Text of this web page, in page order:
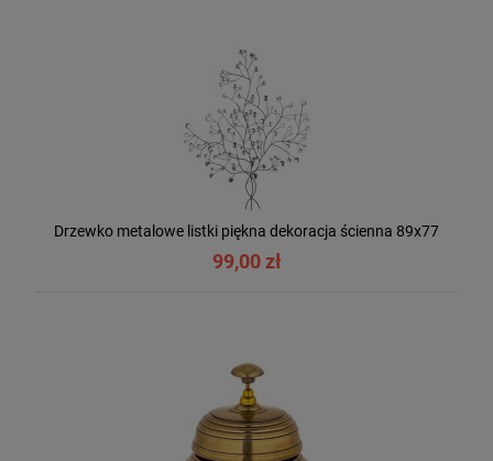
Drzewko metalowe listki piękna dekoracja ścienna 89x77
99,00 zł